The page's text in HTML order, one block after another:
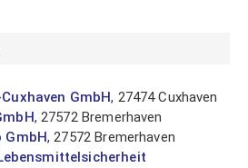
GmbH, 27474 Cuxhaven
, 27572 Bremerhaven
GmbH, 27572 Bremerhaven